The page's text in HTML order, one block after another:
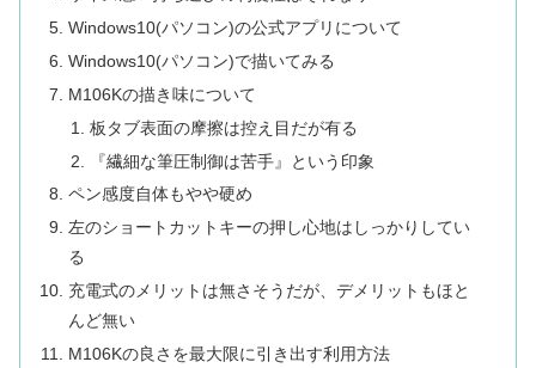
Windows10(パソコン)の公式アプリについて
Windows10(パソコン)で描いてみる
M106Kの描き味について
板タブ表面の摩擦は控え目だが有る
『繊細な筆圧制御は苦手』という印象
ペン感度自体もやや硬め
左のショートカットキーの押し心地はしっかりしてい
る
充電式のメリットは無さそうだが、デメリットもほと
んど無い
M106Kの良さを最大限に引き出す利用方法